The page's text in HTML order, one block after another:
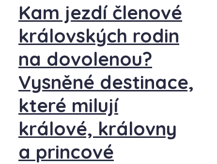
Kam jezdí členové
královských rodin
na dovolenou?
Vysněné destinace,
které milují
králové, královny
a princové